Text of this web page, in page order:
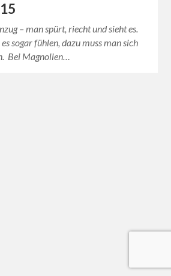
– man spürt, riecht und sieht es.
sogar fühlen, dazu muss man sich
Bei Magnolien…